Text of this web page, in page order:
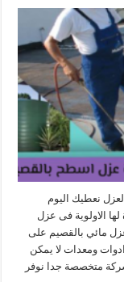
نعطيك اليوم
الاولوية فى عزل
مائي بالقصيم على
ومعدات لا يمكن
متخصصة جدا نوفر